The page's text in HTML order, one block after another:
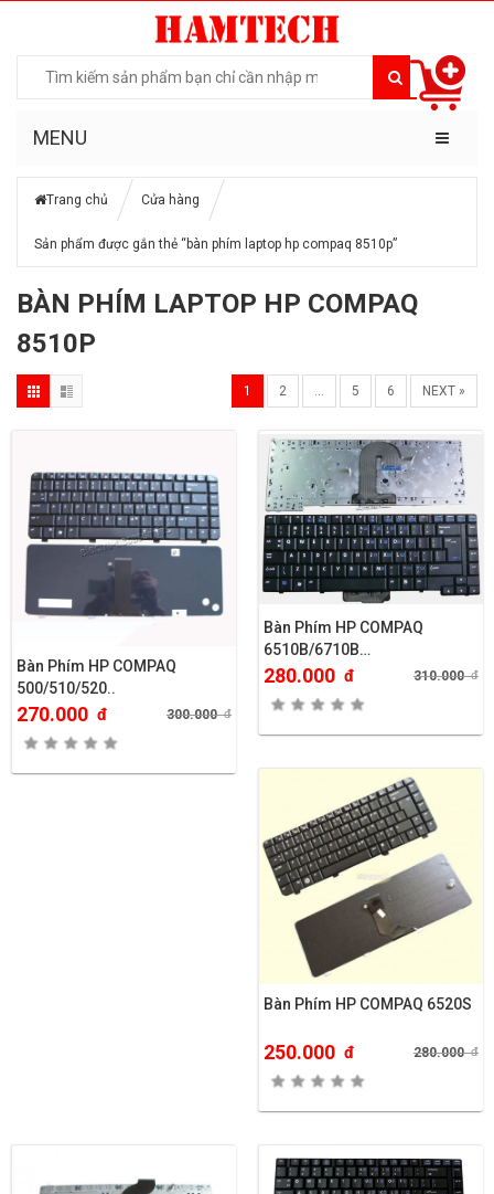
MENU
Trang chủ Cửa hàng
Sản phẩm được gắn thẻ “bàn phím laptop hp compaq 8510p”
BÀN PHÍM LAPTOP HP COMPAQ
8510P
1 2 … 5 6 NEXT »
Bàn Phím HP COMPAQ
500/510/520..
270.000 đ 300.000đ
Bàn Phím HP COMPAQ
6510B/6710B…
280.000 đ 310.000đ
Bàn Phím HP COMPAQ 6520S
250.000 đ 280.000đ